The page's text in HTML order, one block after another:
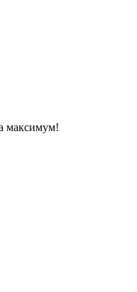
максимум!